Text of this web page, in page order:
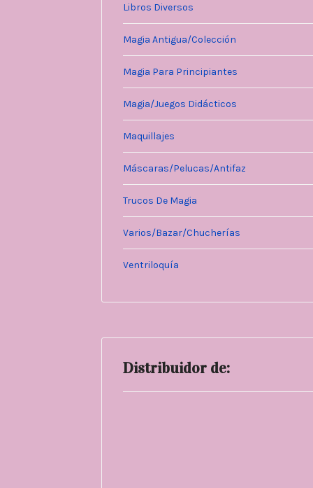
Libros Diversos
Magia Antigua/Colección
Magia Para Principiantes
Magia/Juegos Didácticos
Maquillajes
Máscaras/Pelucas/Antifaz
Trucos De Magia
Varios/Bazar/Chucherías
Ventriloquía
Distribuidor de: